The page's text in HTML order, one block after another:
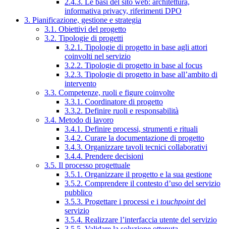
2.4.3. Le basi del sito web: architettura,
informativa privacy, riferimenti DPO
3. Pianificazione, gestione e strategia
3.1. Obiettivi del progetto
3.2. Tipologie di progetti
3.2.1. Tipologie di progetto in base agli attori
coinvolti nel servizio
3.2.2. Tipologie di progetto in base al focus
3.2.3. Tipologie di progetto in base all’ambito di
intervento
3.3. Competenze, ruoli e figure coinvolte
3.3.1. Coordinatore di progetto
3.3.2. Definire ruoli e responsabilità
3.4. Metodo di lavoro
3.4.1. Definire processi, strumenti e rituali
3.4.2. Curare la documentazione di progetto
3.4.3. Organizzare tavoli tecnici collaborativi
3.4.4. Prendere decisioni
3.5. Il processo progettuale
3.5.1. Organizzare il progetto e la sua gestione
3.5.2. Comprendere il contesto d’uso del servizio
pubblico
3.5.3. Progettare i processi e i touchpointdel
servizio
3.5.4. Realizzare l’interfaccia utente del servizio